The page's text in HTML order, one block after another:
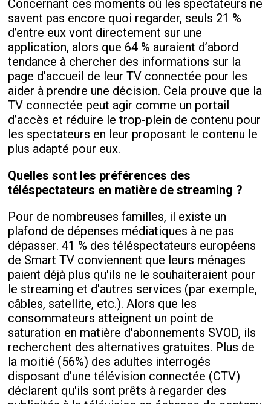
Concernant ces moments où les spectateurs ne
savent pas encore quoi regarder, seuls 21 %
d’entre eux vont directement sur une
application, alors que 64 % auraient d’abord
tendance à chercher des informations sur la
page d’accueil de leur TV connectée pour les
aider à prendre une décision. Cela prouve que la
TV connectée peut agir comme un portail
d’accès et réduire le trop-plein de contenu pour
les spectateurs en leur proposant le contenu le
plus adapté pour eux.
Quelles sont les préférences des
téléspectateurs en matière de streaming ?
Pour de nombreuses familles, il existe un
plafond de dépenses médiatiques à ne pas
dépasser. 41 % des téléspectateurs européens
de Smart TV conviennent que leurs ménages
paient déjà plus qu'ils ne le souhaiteraient pour
le streaming et d'autres services (par exemple,
câbles, satellite, etc.). Alors que les
consommateurs atteignent un point de
saturation en matière d'abonnements SVOD, ils
recherchent des alternatives gratuites. Plus de
la moitié (56%) des adultes interrogés
disposant d'une télévision connectée (CTV)
déclarent qu'ils sont prêts à regarder des